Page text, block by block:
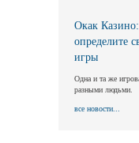
Окак
определите
игры
Одна и та же
разными людьми.
все новости...